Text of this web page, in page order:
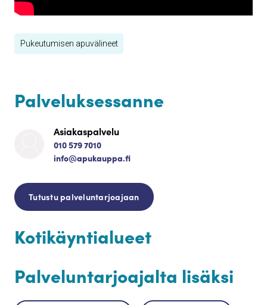
Pukeutumisen apuvälineet
Palveluksessanne
Asiakaspalvelu
010 579 7010
info@apukauppa.fi
Tutustu palveluntarjoajaan
Kotikäyntialueet
Palveluntarjoajalta lisäksi